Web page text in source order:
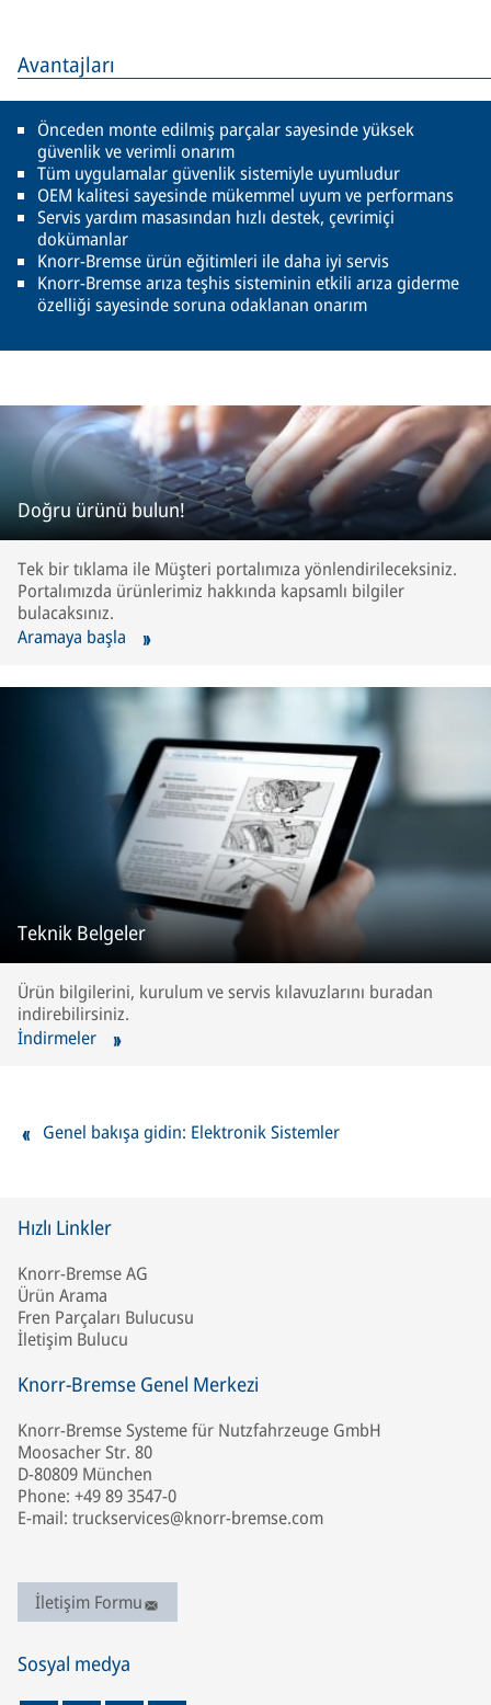
Avantajları
Önceden monte edilmiş parçalar sayesinde yüksek
güvenlik ve verimli onarım
Tüm uygulamalar güvenlik sistemiyle uyumludur
OEM kalitesi sayesinde mükemmel uyum ve performans
Servis yardım masasından hızlı destek, çevrimiçi
dokümanlar
Knorr-Bremse ürün eğitimleri ile daha iyi servis
Knorr-Bremse arıza teşhis sisteminin etkili arıza giderme
özelliği sayesinde soruna odaklanan onarım
Doğru ürünü bulun!
Tek bir tıklama ile Müşteri portalımıza yönlendirileceksiniz.
Portalımızda ürünlerimiz hakkında kapsamlı bilgiler
bulacaksınız.
Aramaya başla
Teknik Belgeler
Ürün bilgilerini, kurulum ve servis kılavuzlarını buradan
indirebilirsiniz.
İndirmeler
Genel bakışa gidin: Elektronik Sistemler
Hızlı Linkler
Knorr-Bremse AG
Ürün Arama
Fren Parçaları Bulucusu
İletişim Bulucu
Knorr-Bremse Genel Merkezi
Knorr-Bremse Systeme für Nutzfahrzeuge GmbH
Moosacher Str. 80
D-80809 München
Phone: +49 89 3547-0
E-mail: truckservices@knorr-bremse.com
İletişim Formu
Sosyal medya